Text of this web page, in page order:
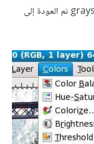
يمكنك أيضًا أن تحولها إلى درجات الرمادي grayscale ثم العودة إلى